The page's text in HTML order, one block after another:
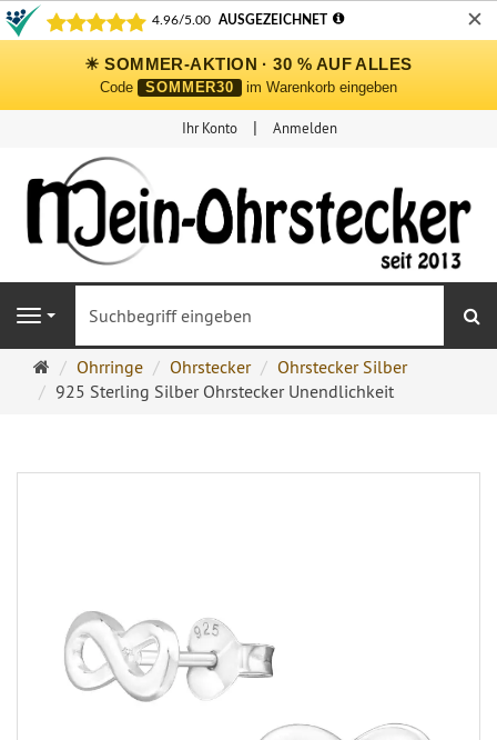
✕
☀ SOMMER-AKTION · 30 % AUF ALLES
Code SOMMER30 im Warenkorb eingeben
Ihr Konto Anmelden
Navigation
Ohrringe
Ohrstecker
Ohrringe Ohrstecker
Ohrstecker Silber
925 Sterling Silber Ohrstecker Unendlichkeit